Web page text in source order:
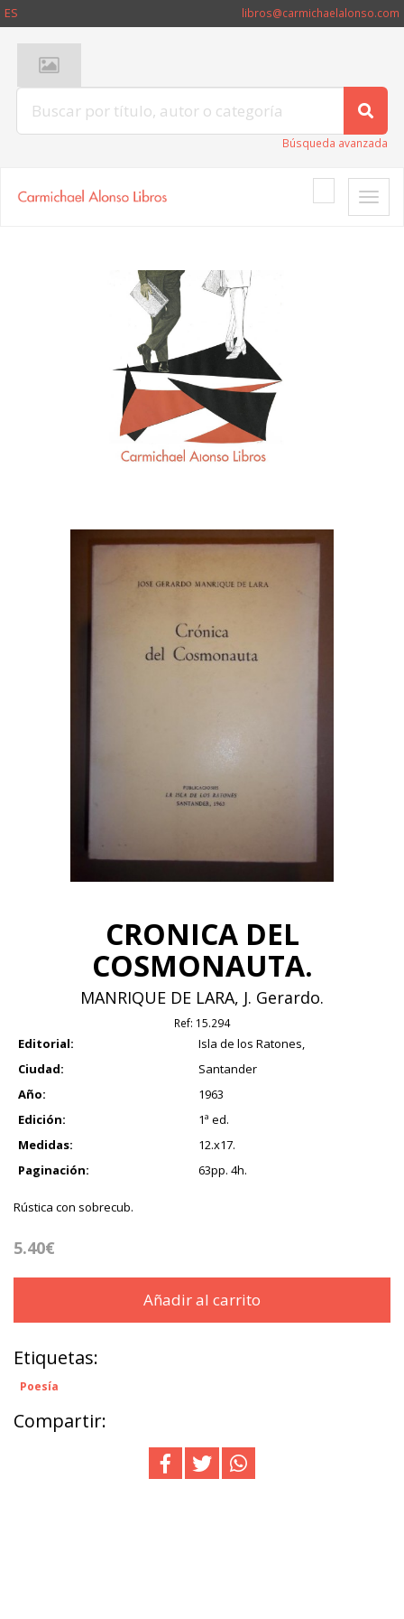
ES libros@carmichaelalonso.com
Búsqueda avanzada
Toggle
CRONICA DEL
COSMONAUTA.
MANRIQUE DE LARA, J. Gerardo.
Ref: 15.294
Editorial:
Isla de los Ratones,
Ciudad:
Santander
Año:
1963
Edición:
1ª ed.
Medidas:
12.x17.
Paginación:
63pp. 4h.
Rústica con sobrecub.
5.40€
Añadir al carrito
Etiquetas:
Poesía
Compartir: